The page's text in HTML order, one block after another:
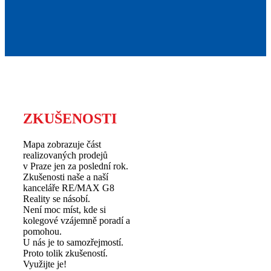
ZKUŠENOSTI
Mapa zobrazuje část
realizovaných prodejů
v Praze jen za poslední rok.
Zkušenosti naše a naší
kanceláře RE/MAX G8
Reality se násobí.
Není moc míst, kde si
kolegové vzájemně poradí a
pomohou.
U nás je to samozřejmostí.
Proto tolik zkušeností.
Využijte je!